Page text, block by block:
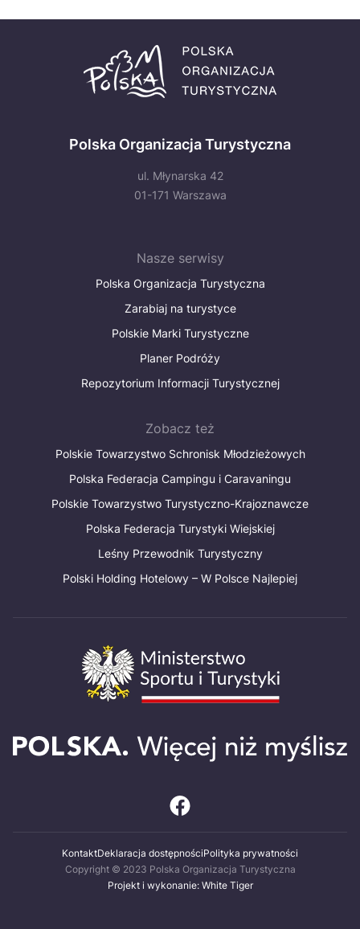
Polska Organizacja Turystyczna
ul. Młynarska 42
01-171 Warszawa
Nasze serwisy
Polska Organizacja Turystyczna
Zarabiaj na turystyce
Polskie Marki Turystyczne
Planer Podróży
Repozytorium Informacji Turystycznej
Zobacz też
Polskie Towarzystwo Schronisk Młodzieżowych
Polska Federacja Campingu i Caravaningu
Polskie Towarzystwo Turystyczno-Krajoznawcze
Polska Federacja Turystyki Wiejskiej
Leśny Przewodnik Turystyczny
Polski Holding Hotelowy – W Polsce Najlepiej
KontaktDeklaracja dostępnościPolityka prywatności
Copyright © 2023 Polska Organizacja Turystyczna
Projekt i wykonanie: White Tiger